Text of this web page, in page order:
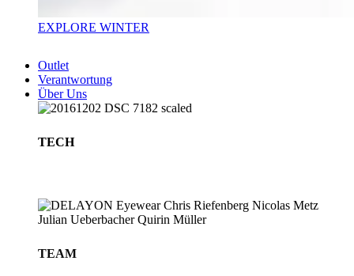
EXPLORE WINTER
Outlet
Verantwortung
Über Uns
TECH
TEAM